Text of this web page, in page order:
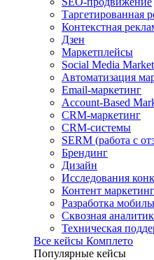
Таргетированная
Контекстная
Дзен
Маркетплейсы
Social Media
Автоматизация
Email-маркетинг
Account-Based
CRM-маркетинг
CRM-системы
SERM (работа с
Брендинг
Дизайн
Исследования
Контент маркетинг
Разработка
Сквозная
Техническая
Все кейсы Комплето
Популярные кейсы